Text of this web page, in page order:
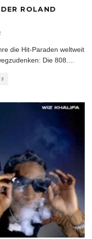
ROLAND
die Hit-Paraden weltweit
Die 808.
3